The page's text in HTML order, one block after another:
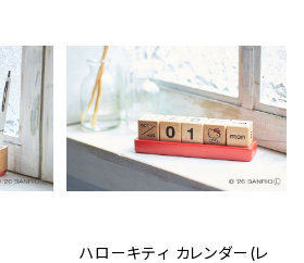
ハローキティ カレンダー(レ